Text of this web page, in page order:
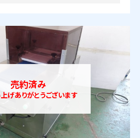
売約済み
げありがとうございます